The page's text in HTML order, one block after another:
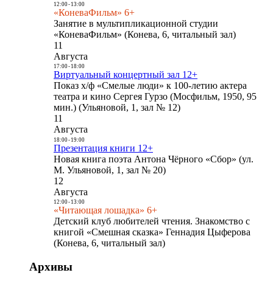
12:00- 13:00
«КоневаФильм» 6+
Занятие в мультипликационной студии
«КоневаФильм» (Конева, 6, читальный зал)
11
Августа
17:00- 18:00
Виртуальный концертный зал 12+
Показ х/ф «Смелые люди» к 100-летию актера
театра и кино Сергея Гурзо (Мосфильм, 1950, 95
мин.) (Ульяновой, 1, зал № 12)
11
Августа
18:00- 19:00
Презентация книги 12+
Новая книга поэта Антона Чёрного «Сбор» (ул.
М. Ульяновой, 1, зал № 20)
12
Августа
12:00- 13:00
«Читающая лошадка» 6+
Детский клуб любителей чтения. Знакомство с
книгой «Смешная сказка» Геннадия Цыферова
(Конева, 6, читальный зал)
Архивы